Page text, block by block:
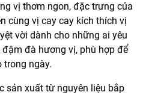
vị thơm ngon, đặc trưng của
cùng vị cay cay kích thích vị
vời dành cho những ai yêu
đà hương vị, phù hợp để
ngày.
sản xuất từ nguyên liệu bắp